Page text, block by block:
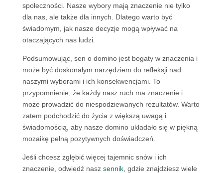
społeczności. Nasze wybory mają znaczenie nie tylko
dla nas, ale także dla innych. Dlatego warto być
świadomym, jak nasze decyzje mogą wpływać na
otaczających nas ludzi.
Podsumowując, sen o domino jest bogaty w znaczenia i
może być doskonałym narzędziem do refleksji nad
naszymi wyborami i ich konsekwencjami. To
przypomnienie, że każdy nasz ruch ma znaczenie i
może prowadzić do niespodziewanych rezultatów. Warto
zatem podchodzić do życia z większą uwagą i
świadomością, aby nasze domino układało się w piękną
mozaikę pełną pozytywnych doświadczeń.
Jeśli chcesz zgłębić więcej tajemnic snów i ich
znaczenie, odwiedź nasz sennik, gdzie znajdziesz wiele